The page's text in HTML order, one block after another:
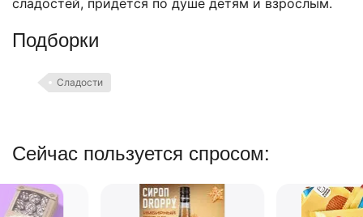
Подборки
Сладости
Сейчас пользуется спросом: